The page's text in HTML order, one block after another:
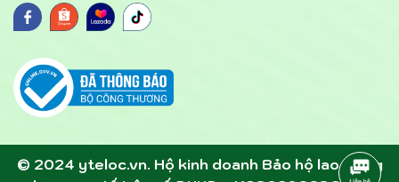
© 2024 yteloc.vn. Hộ kinh doanh Bảo hộ lao động